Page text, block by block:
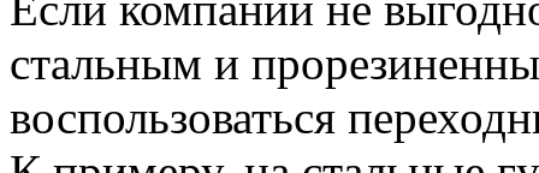
стальным и
воспользоваться